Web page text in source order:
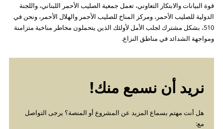
قوة البيانات والابتكار التعاوني، تعمل جمعية الصليب الأحمر اللبناني، واللجنة
الدولية للصليب الأحمر، ومركز المناخ للصليب الأحمر والهلال الأحمر، ونحن في
510، بشكل مشترك لجلب الأمل لأولئك الذين يتحملون مخاطر مناخية متزامنة
ومواجهة الشدائد في مناطق النزاع.
نريد أن نسمع منك!
هل أنت مهتم بسماع المزيد عن المشروع أو المنصة؟ يرجى التواصل
مع: